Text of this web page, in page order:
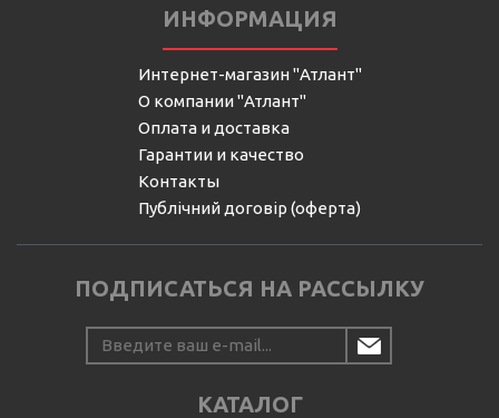
ИНФОРМАЦИЯ
Интернет-магазин "Атлант"
О компании "Атлант"
Оплата и доставка
Гарантии и качество
Контакты
Публічний договір (оферта)
ПОДПИСАТЬСЯ НА РАССЫЛКУ
КАТАЛОГ